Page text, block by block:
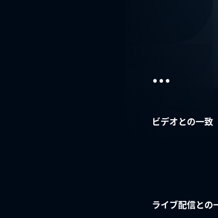
...
ビデオとの一致
ライブ配信との